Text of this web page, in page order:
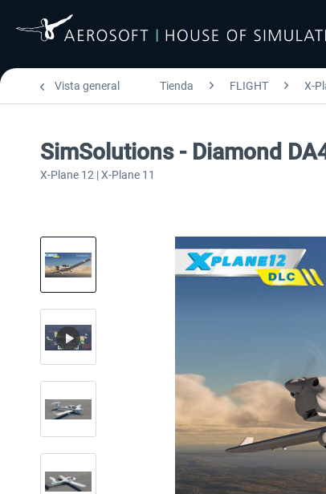
Vista general Tienda FLIGHT X-
SimSolutions - Diamond
X-Plane 12 | X-Plane 11